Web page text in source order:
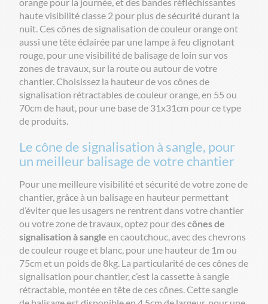
haute visibilité classe 2 pour plus de sécurité durant la
nuit. Ces cônes de signalisation de couleur orange ont
aussi une tête éclairée par une lampe à feu clignotant
rouge, pour une visibilité de balisage de loin sur vos
zones de travaux, sur la route ou autour de votre
chantier. Choisissez la hauteur de vos cônes de
signalisation rétractables de couleur orange, en 55 ou
70cm de haut, pour une base de 31x31cm pour ce type
de produits.
Le cône de signalisation à sangle, pour
un meilleur balisage de votre chantier
Pour une meilleure visibilité et sécurité de votre zone de
chantier, grâce à un balisage en hauteur permettant
d’éviter que les usagers ne rentrent dans votre chantier
ou votre zone de travaux, optez pour descônes de
signalisation à sangle en caoutchouc, avec des chevrons
de couleur rouge et blanc, pour une hauteur de 1m ou
75cm et un poids de 8kg. La particularité de ces cônes de
signalisation pour chantier, c’est la cassette à sangle
rétractable, montée en tête de ces cônes. Cette sangle